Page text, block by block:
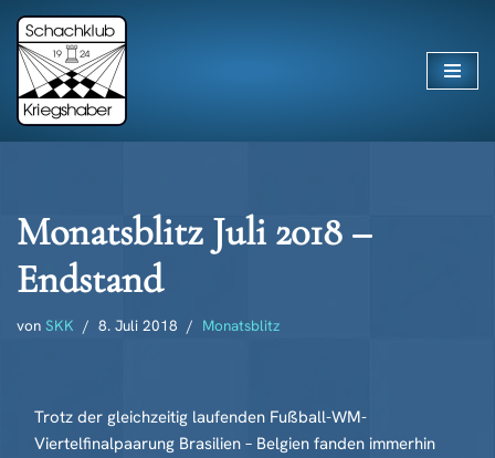
Zum
Inhalt
springen
Monatsblitz Juli 2018 –
Endstand
von SKK 8. Juli 2018 Monatsblitz
Trotz der gleichzeitig laufenden Fußball-WM-
Viertelfinalpaarung Brasilien – Belgien fanden immerhin